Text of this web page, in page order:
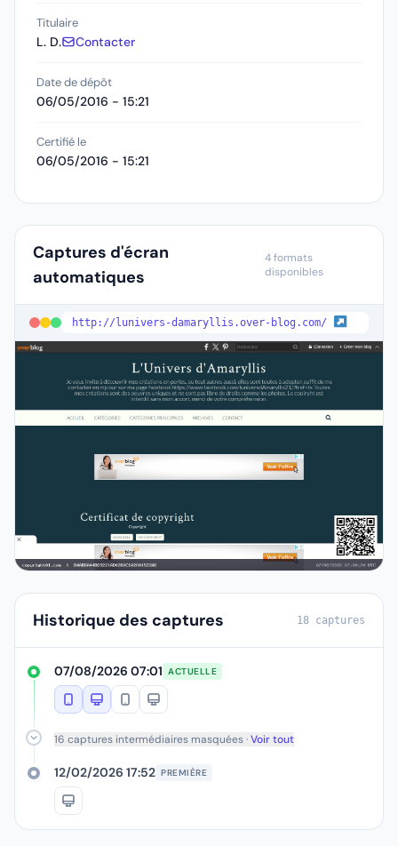
Titulaire
L. D. Contacter
Date de dépôt
06/05/2016 - 15:21
Certifié le
06/05/2016 - 15:21
Captures d'écran
automatiques
4 formats
disponibles
http://lunivers-damaryllis.over-blog.com/
Historique des captures 18 captures
07/08/2026 07:01 ACTUELLE
16 captures intermédiaires masquées ·Voir tout
12/02/2026 17:52 PREMIÈRE